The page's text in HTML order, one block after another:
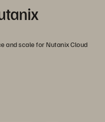
and scale for Nutanix Cloud